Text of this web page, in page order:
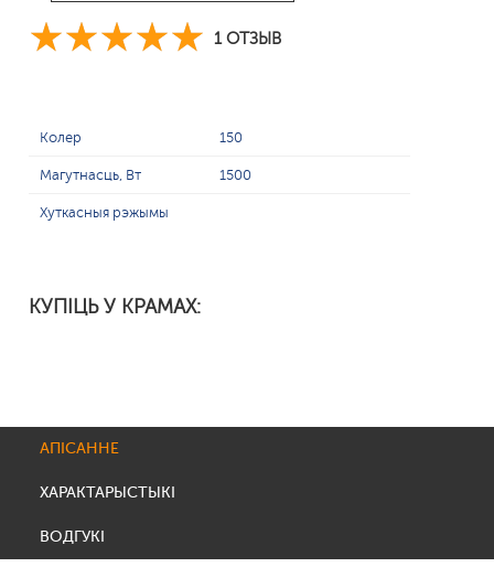
1 ОТЗЫВ
Колер 150
Магутнасць, Вт 1500
Хуткасныя рэжымы
КУПІЦЬ У КРАМАХ:
АПІСАННЕ
ХАРАКТАРЫСТЫКІ
ВОДГУКІ